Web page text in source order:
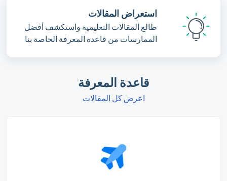
استعراض المقالات
طالع المقالات التعليمية واستكشف أفضل
الممارسات من قاعدة المعرفة الخاصة بنا
قاعدة المعرفة
اعرض كل المقالات